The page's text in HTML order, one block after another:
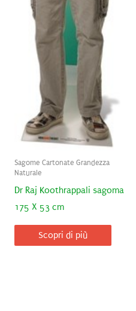
Sagome Cartonate Grandezza
Naturale
Dr Raj Koothrappali sagoma
175 X 53 cm
Scopri di più